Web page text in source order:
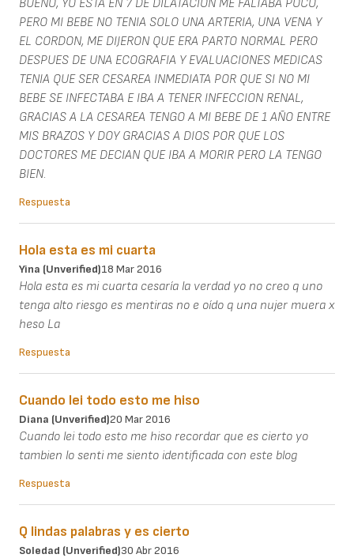
BUENO, YO ESTA EN 7 DE DILATACION ME FALTABA POCO,
PERO MI BEBE NO TENIA SOLO UNA ARTERIA, UNA VENA Y
EL CORDON, ME DIJERON QUE ERA PARTO NORMAL PERO
DESPUES DE UNA ECOGRAFIA Y EVALUACIONES MEDICAS
TENIA QUE SER CESAREA INMEDIATA POR QUE SI NO MI
BEBE SE INFECTABA E IBA A TENER INFECCION RENAL,
GRACIAS A LA CESAREA TENGO A MI BEBE DE 1 AÑO ENTRE
MIS BRAZOS Y DOY GRACIAS A DIOS POR QUE LOS
DOCTORES ME DECIAN QUE IBA A MORIR PERO LA TENGO
BIEN.
Respuesta
Hola esta es mi cuarta
Yina (unverified)18 Mar 2016
Hola esta es mi cuarta cesaría la verdad yo no creo q uno
tenga alto riesgo es mentiras no e oído q una nujer muera x
heso La
Respuesta
Cuando lei todo esto me hiso
Diana (unverified)20 Mar 2016
Cuando lei todo esto me hiso recordar que es cierto yo
tambien lo senti me siento identificada con este blog
Respuesta
Q lindas palabras y es cierto
Soledad (unverified)30 Abr 2016